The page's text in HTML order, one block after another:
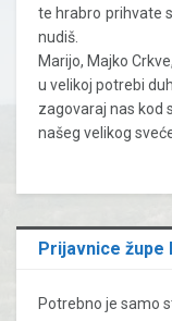
te hrabro prihvate
nudiš.
Marijo, Majko Crkve,
u velikoj potrebi
zagovaraj nas kod
našeg velikog
Prijavnice župe
Potrebno je samo